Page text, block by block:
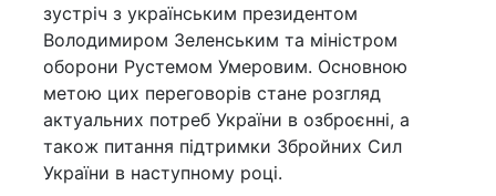
зустріч з українським президентом
Володимиром Зеленським та міністром
оборони Рустемом Умеровим. Основною
метою цих переговорів стане розгляд
актуальних потреб України в озброєнні, а
також питання підтримки Збройних Сил
України в наступному році.